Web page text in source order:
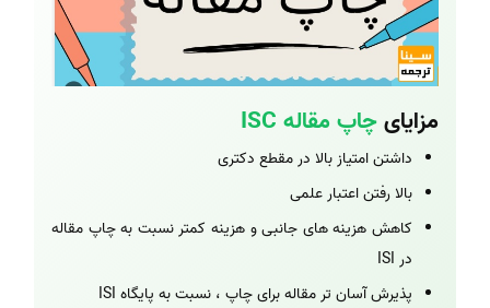
مزایایچاپ مقاله ISC
داشتن امتیاز بالا در مقطع دکتری
بالا رفتن اعتبار علمی
کاهش هزینه های جانبی و هزینه کمتر نسبت به چاپ مقاله
در ISI
پذیرش آسان تر مقاله برای چاپ ، نسبت به پایگاه ISI